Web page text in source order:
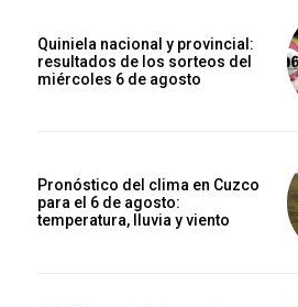
Quiniela nacional y provincial:
resultados de los sorteos del
miércoles 6 de agosto
Pronóstico del clima en Cuzco
para el 6 de agosto:
temperatura, lluvia y viento